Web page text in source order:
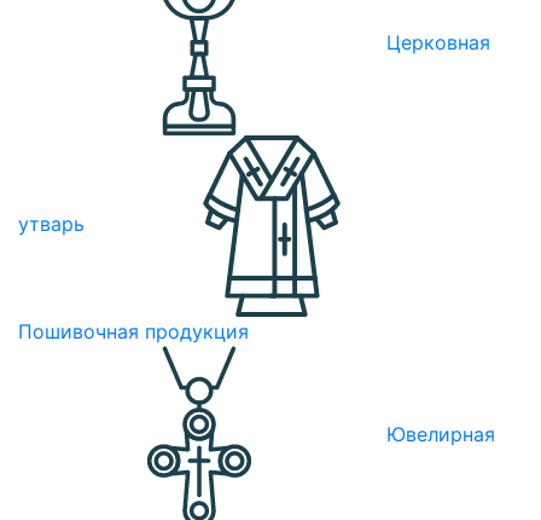
Церковная
утварь
Пошивочная продукция
Ювелирная